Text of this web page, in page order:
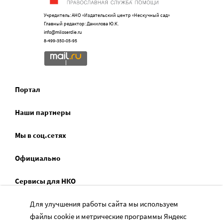
Учредитель: АНО «Издательский центр «Нескучный сад»
Главный редактор: Данилова Ю.К.
info@miloserdie.ru
8-499-350-05-95
Портал
Наши партнеры
Мы в соц.сетях
Официально
Сервисы для НКО
Спецпроекты
Для улучшения работы сайта мы используем
файлы cookie и метрические программы Яндекс